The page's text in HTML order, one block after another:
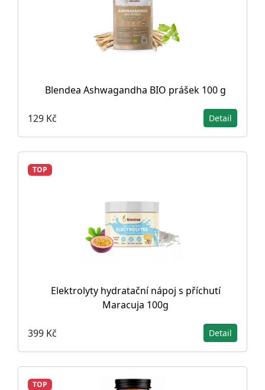
Blendea Ashwagandha BIO prášek 100 g
129 Kč Detail
TOP
Elektrolyty hydratační nápoj s příchutí
Maracuja 100g
399 Kč Detail
TOP